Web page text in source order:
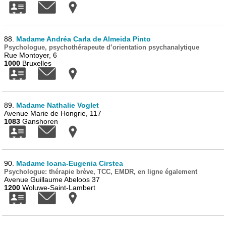
88. Madame Andréa Carla de Almeida Pinto
Psychologue, psychothérapeute d’orientation psychanalytique
Rue Montoyer, 6
1000 Bruxelles
89. Madame Nathalie Voglet
Avenue Marie de Hongrie, 117
1083 Ganshoren
90. Madame Ioana-Eugenia Cirstea
Psychologue: thérapie brève, TCC, EMDR, en ligne également
Avenue Guillaume Abeloos 37
1200 Woluwe-Saint-Lambert